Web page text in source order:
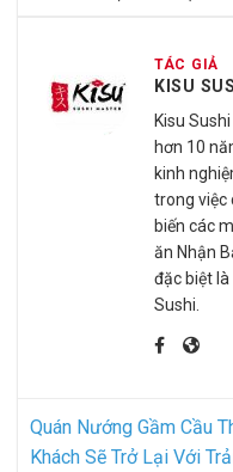
TÁC GIẢ
KISU
Kisu
hơn 10
kinh
trong việc
biến các
ăn Nhận
đặc biệt là
Sushi.
Quán Nướng Gầm Cầu
Khách Sẽ Trở Lại Với